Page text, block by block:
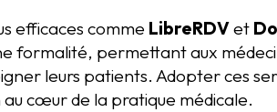
efficaces comme LibreRDVet
formalité, permettant aux
leurs patients. Adopter ces
cœur de la pratique médicale.